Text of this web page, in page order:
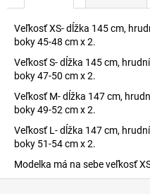
Veľkosť XS- dĺžka 145 cm,
boky 45-48 cm x 2.
Veľkosť S- dĺžka 145 cm,
boky 47-50 cm x 2.
Veľkosť M- dĺžka 147 cm,
boky 49-52 cm x 2.
Veľkosť L- dĺžka 147 cm,
boky 51-54 cm x 2.
Modelka má na sebe veľkosť